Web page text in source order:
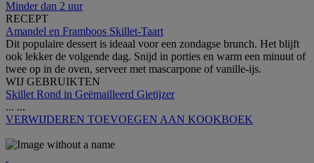
Minder dan 2 uur
RECEPT
Amandel en Framboos Skillet-Taart
Dit populaire dessert is ideaal voor een zondagse brunch. Het blijft
ook lekker de volgende dag. Snijd in porties en warm een minuut of
twee op in de oven, serveer met mascarpone of vanille-ijs.
WIJ GEBRUIKTEN
Skillet Rond in Geëmailleerd Gietijzer
... ...
VERWIJDEREN TOEVOEGEN AAN KOOKBOEK